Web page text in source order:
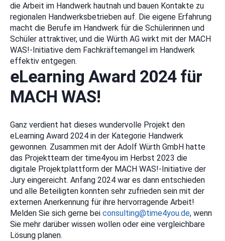
die Arbeit im Handwerk hautnah und bauen Kontakte zu
regionalen Handwerksbetrieben auf. Die eigene Erfahrung
macht die Berufe im Handwerk für die Schülerinnen und
Schüler attraktiver, und die Würth AG wirkt mit der MACH
WAS!-Initiative dem Fachkräftemangel im Handwerk
effektiv entgegen.
eLearning Award 2024 für
MACH WAS!
Ganz verdient hat dieses wundervolle Projekt den
eLearning Award 2024 in der Kategorie Handwerk
gewonnen. Zusammen mit der Adolf Würth GmbH hatte
das Projektteam der time4you im Herbst 2023 die
digitale Projektplattform der MACH WAS!-Initiative der
Jury eingereicht. Anfang 2024 war es dann entschieden
und alle Beteiligten konnten sehr zufrieden sein mit der
externen Anerkennung für ihre hervorragende Arbeit!
Melden Sie sich gerne bei consulting@time4you.de, wenn
Sie mehr darüber wissen wollen oder eine vergleichbare
Lösung planen.